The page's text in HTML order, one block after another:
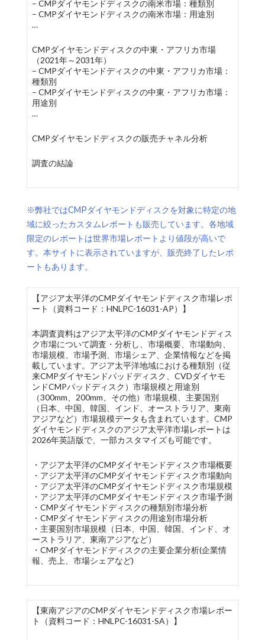
– CMPダイヤモンドディスクの南米市場：種類別
– CMPダイヤモンドディスクの南米市場：用途別
…
CMPダイヤモンドディスクの中東・アフリカ市場
（2021年～2031年）
– CMPダイヤモンドディスクの中東・アフリカ市場：
種類別
– CMPダイヤモンドディスクの中東・アフリカ市場：
用途別
…
CMPダイヤモンドディスクの販売チャネル分析
調査の結論
※弊社ではCMPダイヤモンドディスクを対象に特定の地
域に絞ったカスタムレポートも販売しています。各地域
限定のレポートは世界市場レポートより値段が高いで
す。本サイトに表示されていますが、販売終了したレポ
ートもあります。
【アジア太平洋のCMPダイヤモンドディスク市場レポ
ート（資料コード：HNLPC-16031-AP）】
本調査資料はアジア太平洋のCMPダイヤモンドディス
ク市場について調査・分析し、市場概要、市場動向、
市場規模、市場予測、市場シェア、企業情報などを掲
載しています。アジア太平洋地域における種類別（従
来CMPダイヤモンドパッドディスク、CVDダイヤモ
ンドCMPパッドディスク）市場規模と用途別
（300mm、200mm、その他）市場規模、主要国別
（日本、中国、韓国、インド、オーストラリア、東南
アジアなど）市場規模データも含まれています。CMP
ダイヤモンドディスクのアジア太平洋市場レポートは
2026年英語版で、一部カスタマイズも可能です。
・アジア太平洋のCMPダイヤモンドディスク市場概要
・アジア太平洋のCMPダイヤモンドディスク市場動向
・アジア太平洋のCMPダイヤモンドディスク市場規模
・アジア太平洋のCMPダイヤモンドディスク市場予測
・CMPダイヤモンドディスクの種類別市場分析
・CMPダイヤモンドディスクの用途別市場分析
・主要国別市場規模（日本、中国、韓国、インド、オ
ーストラリア、東南アジアなど）
・CMPダイヤモンドディスクの主要企業分析(企業情
報、売上、市場シェアなど)
【東南アジアのCMPダイヤモンドディスク市場レポー
ト（資料コード：HNLPC-16031-SA）】